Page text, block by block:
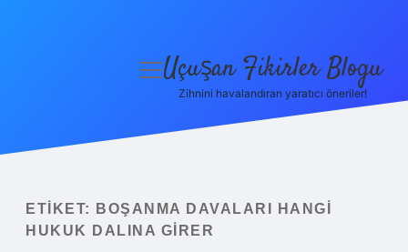
Yasal Uyarı
menüyü
Uçuşan Fikirler Blogu
Zihnini havalandıran yaratıcı öneriler!
ETIKET:
BOŞANMA DAVALARI HANGI
HUKUK DALINA GIRER